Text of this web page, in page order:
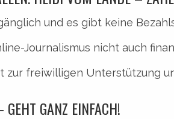
Rücken hinunterläuft.
einfach mit beim
und es gibt keine
Journalismus nicht auch
zur freiwilligen Unterstützung
GANZ EINFACH!